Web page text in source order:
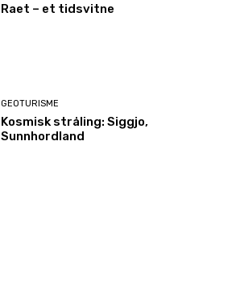
Raet – et tidsvitne
GEOTURISME
Kosmisk stråling: Siggjo,
Sunnhordland